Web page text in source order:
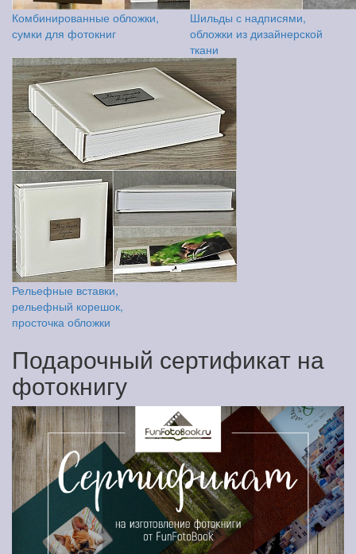
Комбинированные обложки,
сумки для фотокниг
Шильды с надписями,
обложки из дизайнерской
ткани
Рельефные вставки,
рельефный корешок,
просточка обложки
Подарочный сертификат на
фотокнигу